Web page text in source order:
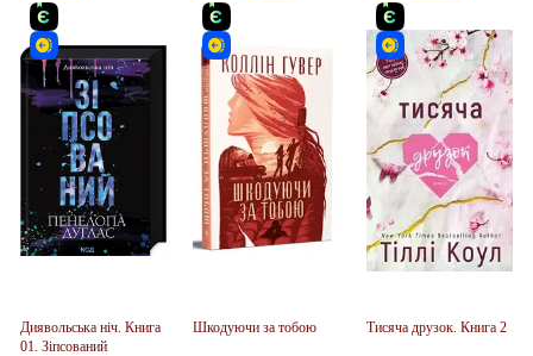
Диявольська ніч. Книга
01. Зіпсований
Шкодуючи за тобою Тисяча друзок. Книга 2